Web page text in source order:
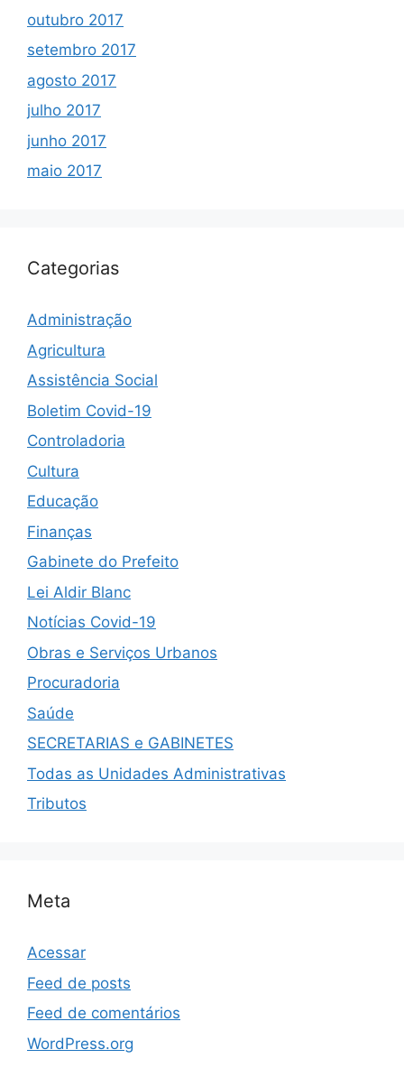
outubro 2017
setembro 2017
agosto 2017
julho 2017
junho 2017
maio 2017
Categorias
Administração
Agricultura
Assistência Social
Boletim Covid-19
Controladoria
Cultura
Educação
Finanças
Gabinete do Prefeito
Lei Aldir Blanc
Notícias Covid-19
Obras e Serviços Urbanos
Procuradoria
Saúde
SECRETARIAS e GABINETES
Todas as Unidades Administrativas
Tributos
Meta
Acessar
Feed de posts
Feed de comentários
WordPress.org